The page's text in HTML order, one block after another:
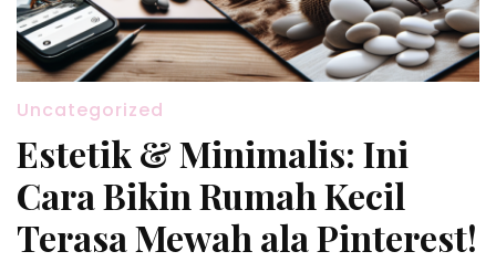
Uncategorized
Estetik & Minimalis: Ini
Cara Bikin Rumah Kecil
Terasa Mewah ala Pinterest!